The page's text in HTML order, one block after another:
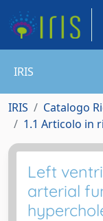
IRIS
IRIS Catalogo
1.1 Articolo in
Left
arterial